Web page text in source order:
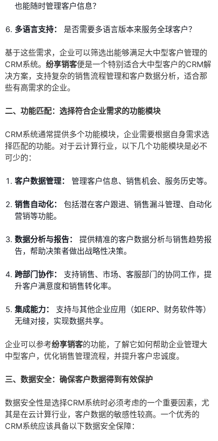
也能随时管理客户信息？
多语言支持： 是否需要多语言版本来服务全球客户？
基于这些需求，企业可以筛选出能够满足大中型客户管理的
CRM系统。 纷享销客便是一个特别适合大中型客户的CRM解
决方案，支持复杂的销售流程管理和客户数据分析，适合那
些有高需求的企业。
二、功能匹配：选择符合企业需求的功能模块
CRM系统通常提供多个功能模块，企业需要根据自身需求选
择匹配的功能。对于云计算行业，以下几个功能模块是必不
可少的：
客户数据管理： 管理客户信息、销售机会、服务历史等。
销售自动化：
包括潜在客户跟进、销售漏斗管理、自动化
营销等功能。
数据分析与报告：
提供精准的客户数据分析与销售趋势报
告，帮助决策者做出战略性决策。
跨部门协作：
支持销售、市场、客服部门的协同工作，提
升客户满意度和销售转化率。
集成能力：
支持与其他企业应用（如ERP、财务软件等）
无缝对接，实现数据共享。
企业可以参考纷享销客的功能，了解它如何帮助企业管理大
中型客户，优化销售管理流程，并提升客户忠诚度。
三、数据安全：确保客户数据得到有效保护
数据安全性是选择CRM系统时必须考虑的一个重要因素，尤
其是在云计算行业，客户数据的敏感性较高。一个优秀的
CRM系统应该具备以下数据安全保障：